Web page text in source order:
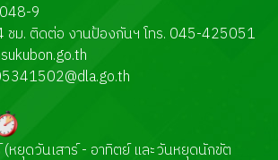
9
ชม. ติดต่อ งานป้องกันฯ โทร. 045-425051
หยุดวันเสาร์ - อาทิตย์ และวันหยุดนักขัต